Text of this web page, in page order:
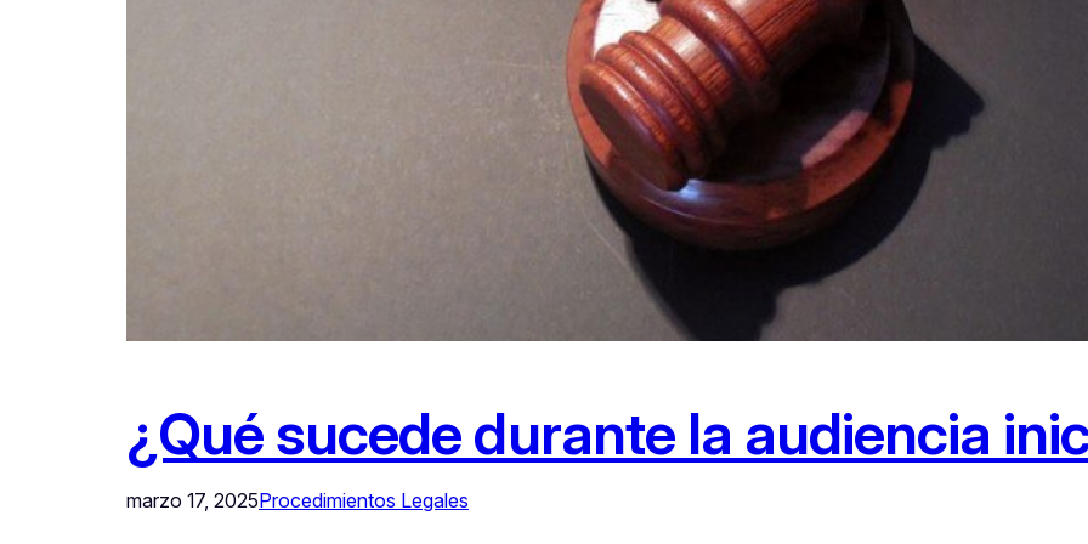
¿Qué sucede durante la audiencia
marzo 17, 2025Procedimientos Legales